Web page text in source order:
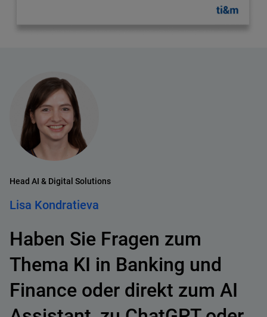
Head AI & Digital Solutions
Lisa Kondratieva
Haben Sie Fragen zum
Thema KI in Banking und
Finance oder direkt zum AI